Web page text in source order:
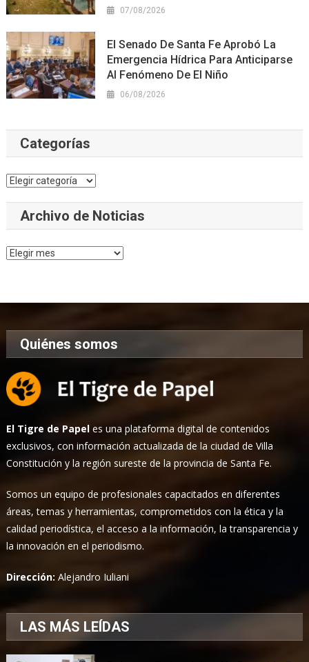
07/08/2026
El Senado De Santa Fe Aprobó La
Emergencia Hídrica Para Anticiparse
Al Fenómeno De El Niño
06/08/2026
Categorías
Categorías
Archivo de Noticias
Archivo
Quiénes somos
El Tigre de Papel es una plataforma digital de contenidos
exclusivos, con información actualizada de la ciudad de Villa
Constitución y la región sureste de la provincia de Santa Fe.
Somos un equipo de profesionales capacitados en diferentes
áreas, temas y herramientas, comprometidos con la ética y la
calidad periodística, el acceso a la información, la transparencia y
la innovación en el periodismo.
Dirección:Alejandro Iuliani
LAS MÁS LEÍDAS